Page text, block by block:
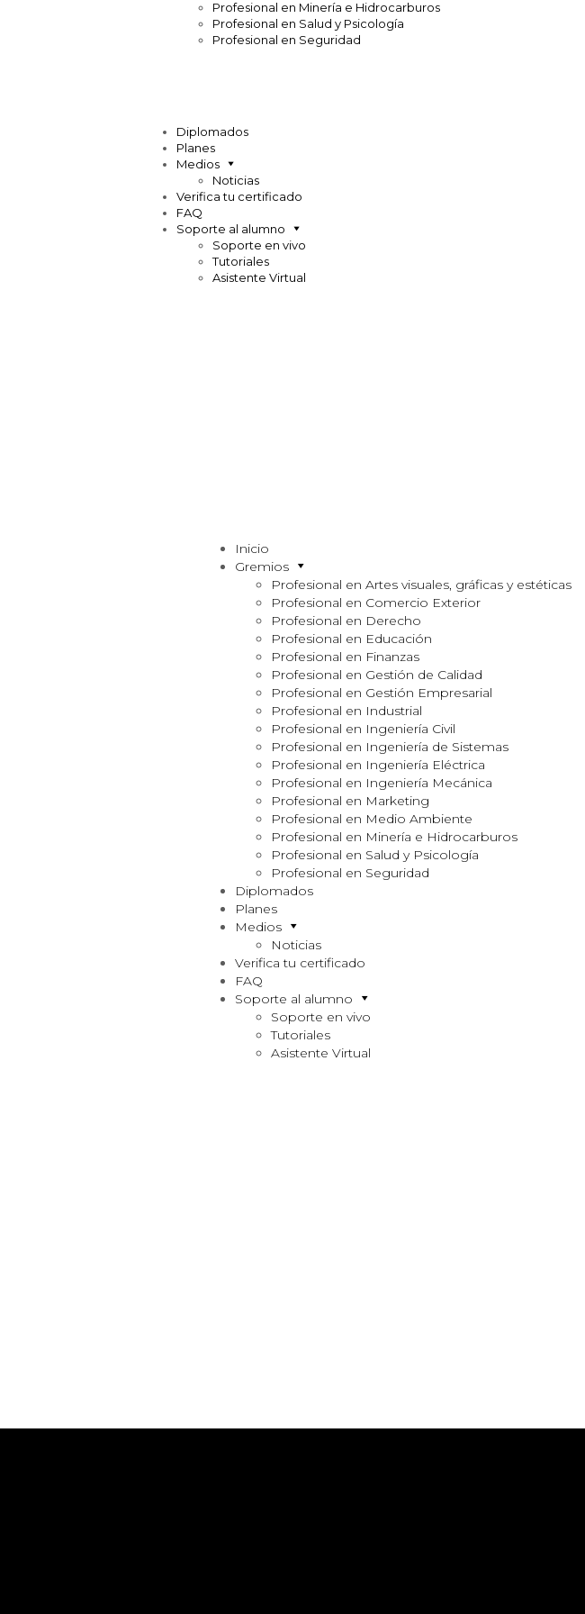
Profesional en Minería e Hidrocarburos
Profesional en Salud y Psicología
Profesional en Seguridad
Diplomados
Planes
Medios
Noticias
Verifica tu certificado
FAQ
Soporte al alumno
Soporte en vivo
Tutoriales
Asistente Virtual
Inicio
Gremios
Profesional en Artes visuales, gráficas y estéticas
Profesional en Comercio Exterior
Profesional en Derecho
Profesional en Educación
Profesional en Finanzas
Profesional en Gestión de Calidad
Profesional en Gestión Empresarial
Profesional en Industrial
Profesional en Ingeniería Civil
Profesional en Ingeniería de Sistemas
Profesional en Ingeniería Eléctrica
Profesional en Ingeniería Mecánica
Profesional en Marketing
Profesional en Medio Ambiente
Profesional en Minería e Hidrocarburos
Profesional en Salud y Psicología
Profesional en Seguridad
Diplomados
Planes
Medios
Noticias
Verifica tu certificado
FAQ
Soporte al alumno
Soporte en vivo
Tutoriales
Asistente Virtual